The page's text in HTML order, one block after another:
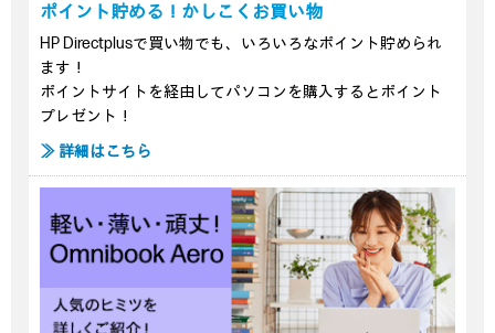
ポイント貯める！かしこくお買い物
HP Directplusで買い物でも、いろいろなポイント貯められ
ます！
ポイントサイトを経由してパソコンを購入するとポイント
プレゼント！
≫ 詳細はこちら